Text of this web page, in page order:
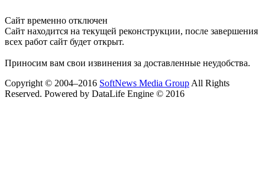
Сайт временно отключен
Сайт находится на текущей реконструкции, после завершения
всех работ сайт будет открыт.
Приносим вам свои извинения за доставленные неудобства.
Copyright © 2004–2016 SoftNews Media Group All Rights
Reserved. Powered by DataLife Engine © 2016